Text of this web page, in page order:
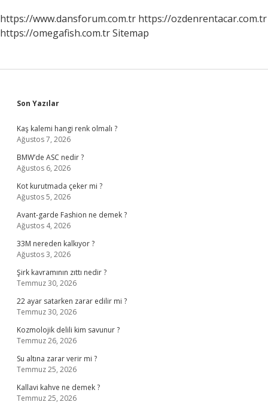
https://www.dansforum.com.tr https://ozdenrentacar.com.tr
https://omegafish.com.trSitemap
Sidebar
Son Yazılar
Kaş kalemi hangi renk olmalı ?
Ağustos 7, 2026
BMW’de ASC nedir ?
Ağustos 6, 2026
Kot kurutmada çeker mi ?
Ağustos 5, 2026
Avant-garde Fashion ne demek ?
Ağustos 4, 2026
33M nereden kalkıyor ?
Ağustos 3, 2026
Şirk kavramının zıttı nedir ?
Temmuz 30, 2026
22 ayar satarken zarar edilir mi ?
Temmuz 30, 2026
Kozmolojik delili kim savunur ?
Temmuz 26, 2026
Su altına zarar verir mi ?
Temmuz 25, 2026
Kallavi kahve ne demek ?
Temmuz 25, 2026